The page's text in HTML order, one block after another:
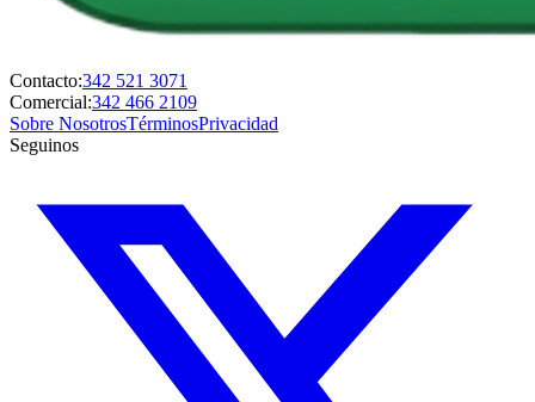
Contacto:342 521 3071
Comercial:342 466 2109
Sobre NosotrosTérminosPrivacidad
Seguinos